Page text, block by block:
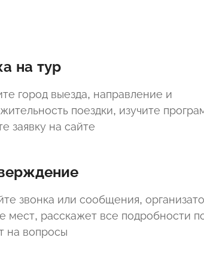
на тур
город выезда, направление и
поездки, изучите
заявку на сайте
звонка или сообщения,
мест, расскажет все подробности
на вопросы